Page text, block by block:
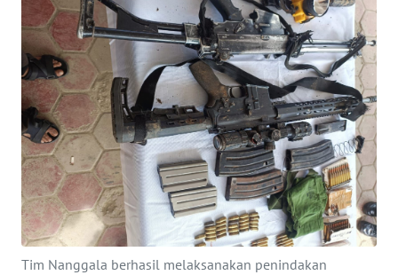
Tim Nanggala berhasil melaksanakan penindakan
SAINS-TEKNO
KESEHATAN
INTERNASIONAL
SERBA-SERBI
PENDIDIKAN
OLAHRAGA